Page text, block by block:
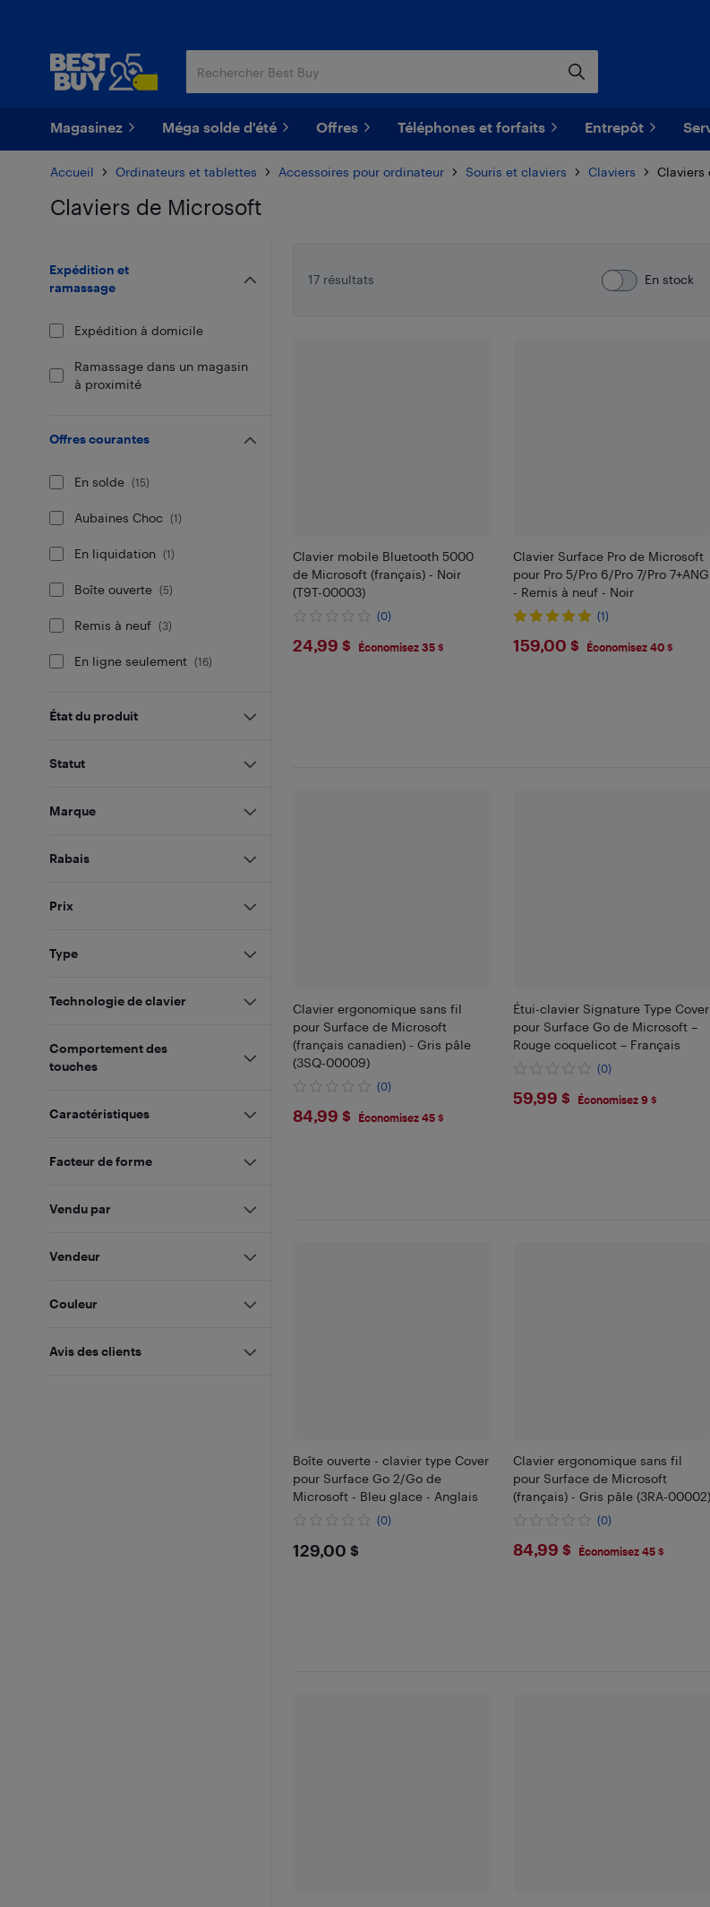
Magasinez Méga solde d'été Offres Téléphones et forfaits Entrepôt
Accueil Ordinateurs et tablettes Accessoires pour ordinateur Souris et claviers Claviers Claviers
Claviers de Microsoft
17 résultats
En stock
Clavier mobile Bluetooth 5000
de Microsoft (français) - Noir
(T9T-00003)
(0)
$24.99
24,99 $ Économisez 35 $
Clavier Surface Pro de Microsoft
pour Pro 5/Pro 6/Pro 7/Pro 7+ANG
- Remis à neuf - Noir
(1)
$159
159,00 $ Économisez 40 $
Clavier ergonomique sans fil
pour Surface de Microsoft
(français canadien) - Gris pâle
(3SQ-00009)
(0)
$84.99
84,99 $ Économisez 45 $
Étui-clavier Signature Type Cover
pour Surface Go de Microsoft –
Rouge coquelicot – Français
(0)
$59.99
59,99 $ Économisez 9 $
Boîte ouverte - clavier type Cover
pour Surface Go 2/Go de
Microsoft - Bleu glace - Anglais
(0)
$129
129,00 $
Clavier ergonomique sans fil
pour Surface de Microsoft
(français) - Gris pâle (3RA-00002)
(0)
$84.99
84,99 $ Économisez 45 $
Expédition et
ramassage
Expédition à domicile
Ramassage dans un magasin
à proximité
Offres courantes
En solde (15)
Aubaines Choc (1)
En liquidation (1)
Boîte ouverte (5)
Remis à neuf (3)
En ligne seulement (16)
État du produit
Statut
Marque
Rabais
Prix
Type
Technologie de clavier
Comportement des
touches
Caractéristiques
Facteur de forme
Vendu par
Vendeur
Couleur
Avis des clients